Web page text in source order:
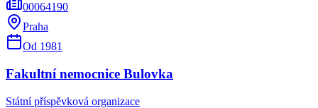
00064190
Praha
Od 1981
Fakultní nemocnice Bulovka
Státní příspěvková organizace